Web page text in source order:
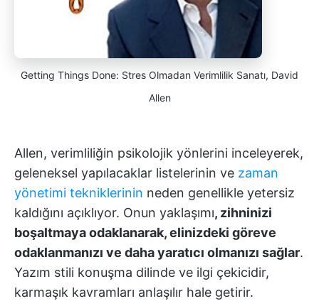
Getting Things Done: Stres Olmadan Verimlilik Sanatı, David
Allen
Allen, verimliliğin psikolojik yönlerini inceleyerek,
geleneksel yapılacaklar listelerinin ve zaman
yönetimi tekniklerinin neden genellikle yetersiz
kaldığını açıklıyor. Onun yaklaşımı, zihninizi
boşaltmaya odaklanarak,elinizdeki göreve
odaklanmanızı ve daha yaratıcı olmanızı sağlar.
Yazım stili konuşma dilinde ve ilgi çekicidir,
karmaşık kavramları anlaşılır hale getirir.